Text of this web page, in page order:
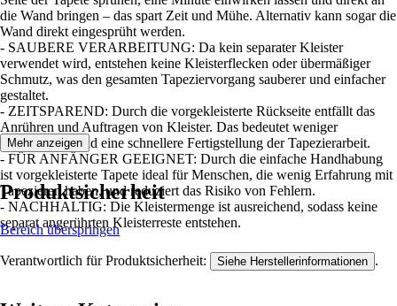
die Wand bringen – das spart Zeit und Mühe. Alternativ kann sogar die
Wand direkt eingesprüht werden.
- SAUBERE VERARBEITUNG: Da kein separater Kleister
verwendet wird, entstehen keine Kleisterflecken oder übermäßiger
Schmutz, was den gesamten Tapeziervorgang sauberer und einfacher
gestaltet.
- ZEITSPAREND: Durch die vorgekleisterte Rückseite entfällt das
Anrühren und Auftragen von Kleister. Das bedeutet weniger
Vorbereitung und eine schnellere Fertigstellung der Tapezierarbeit.
- FÜR ANFÄNGER GEEIGNET: Durch die einfache Handhabung
ist vorgekleisterte Tapete ideal für Menschen, die wenig Erfahrung mit
Tapezieren haben, und reduziert das Risiko von Fehlern.
- NACHHALTIG: Die Kleistermenge ist ausreichend, sodass keine
separat angerührten Kleisterreste entstehen.
Mehr anzeigen
Produktsicherheit
Bereich überspringen
Verantwortlich für Produktsicherheit: Siehe Herstellerinformationen .